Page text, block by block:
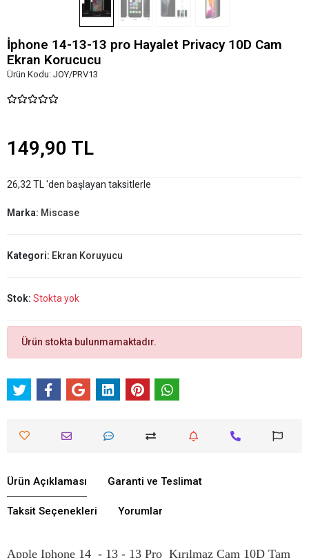
İphone 14-13-13 pro Hayalet Privacy 10D Cam
Ekran Korucucu
Ürün Kodu: JOY/PRV13
149,90 TL
26,32 TL 'den başlayan taksitlerle
Marka: Miscase
Kategori: Ekran Koruyucu
Stok: Stokta yok
Ürün stokta bulunmamaktadır.
Ürün Açıklaması Garanti ve Teslimat
Taksit Seçenekleri Yorumlar
Apple Iphone 14 - 13 - 13 Pro Kırılmaz Cam 10D Tam